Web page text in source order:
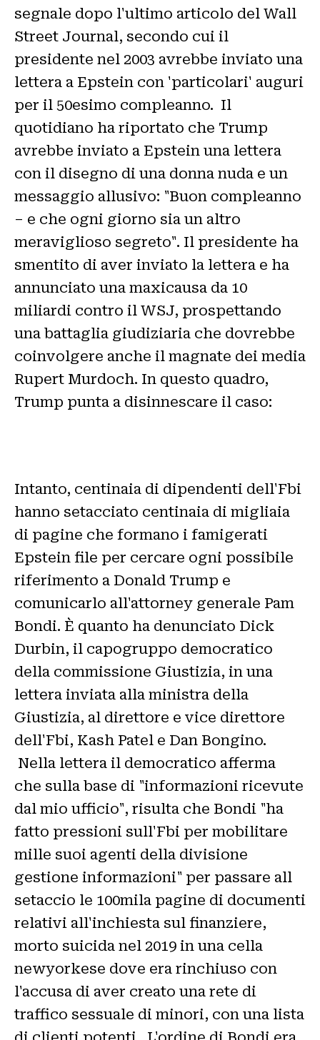
segnale dopo l'ultimo articolo del Wall
Street Journal, secondo cui il
presidente nel 2003 avrebbe inviato una
lettera a Epstein con 'particolari' auguri
per il 50esimo compleanno. Il
quotidiano ha riportato che Trump
avrebbe inviato a Epstein una lettera
con il disegno di una donna nuda e un
messaggio allusivo: "Buon compleanno
– e che ogni giorno sia un altro
meraviglioso segreto". Il presidente ha
smentito di aver inviato la lettera e ha
annunciato una maxicausa da 10
miliardi contro il WSJ, prospettando
una battaglia giudiziaria che dovrebbe
coinvolgere anche il magnate dei media
Rupert Murdoch. In questo quadro,
Trump punta a disinnescare il caso:
Intanto, centinaia di dipendenti dell'Fbi
hanno setacciato centinaia di migliaia
di pagine che formano i famigerati
Epstein file per cercare ogni possibile
riferimento a Donald Trump e
comunicarlo all'attorney generale Pam
Bondi. È quanto ha denunciato Dick
Durbin, il capogruppo democratico
della commissione Giustizia, in una
lettera inviata alla ministra della
Giustizia, al direttore e vice direttore
dell'Fbi, Kash Patel e Dan Bongino.
Nella lettera il democratico afferma
che sulla base di "informazioni ricevute
dal mio ufficio", risulta che Bondi "ha
fatto pressioni sull'Fbi per mobilitare
mille suoi agenti della divisione
gestione informazioni" per passare all
setaccio le 100mila pagine di documenti
relativi all'inchiesta sul finanziere,
morto suicida nel 2019 in una cella
newyorkese dove era rinchiuso con
l'accusa di aver creato una rete di
traffico sessuale di minori, con una lista